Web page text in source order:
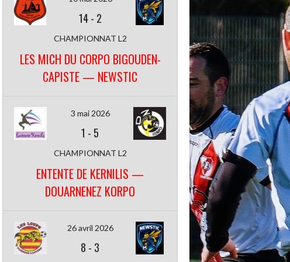
14- 2
CHAMPIONNAT L2
LES MICH DU CORPO BIGOUDEN-
CAPISTE — NEWSTIC
3 mai 2026
1 - 5
CHAMPIONNAT L2
ENTENTE DE KERNILIS —
DOUARNENEZ KORPO
26 avril 2026
8 - 3